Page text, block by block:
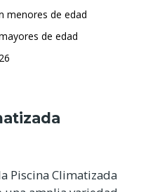
menores de edad
de edad
Piscina Climatizada